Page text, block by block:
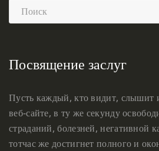
Посвящение заслуг
Пусть каждый, кто видит, слышит
веб-сайте, в ту же секунду
страданий, болезней, негативной
тотчас же достигнет полного и